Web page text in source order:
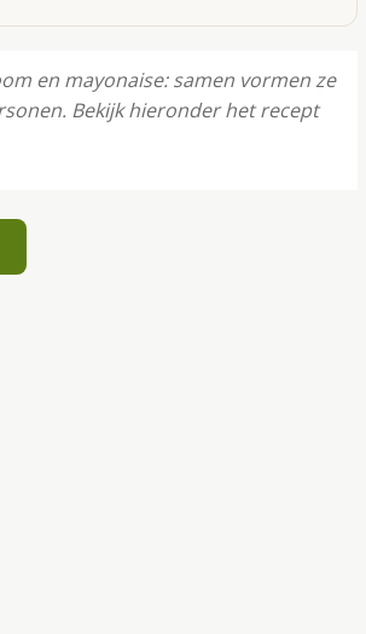
en mayonaise: samen vormen ze
Bekijk hieronder het recept